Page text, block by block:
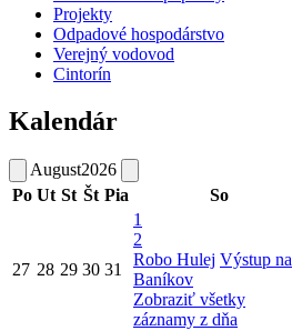
Projekty
Odpadové hospodárstvo
Verejný vodovod
Cintorín
Kalendár
August2026
Po Ut St Št Pia So
27 28 29 30 31
1
2
Robo Hulej Výstup na
Baníkov
Zobraziť všetky
záznamy z dňa